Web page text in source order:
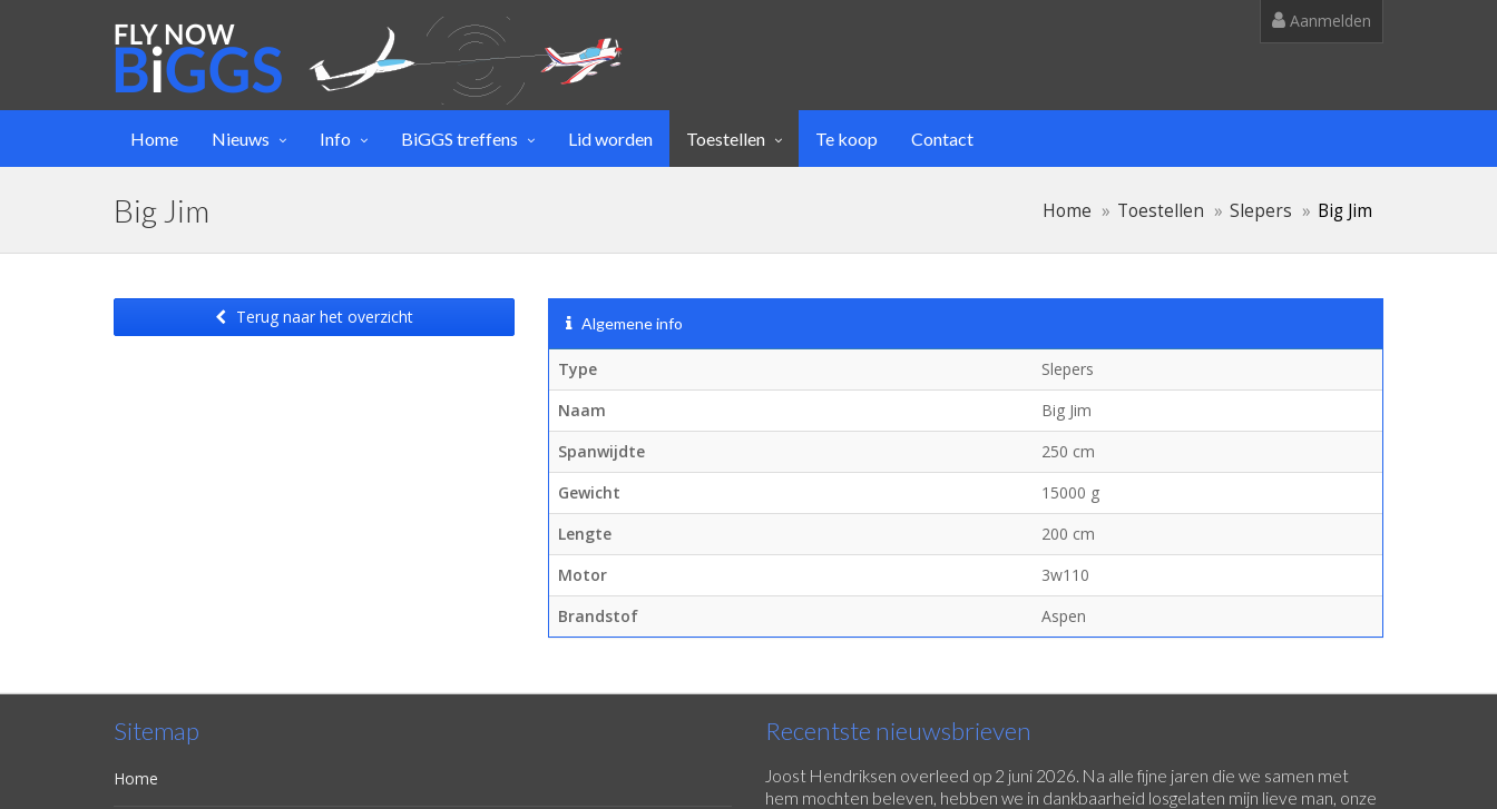
Aanmelden
Home Nieuws Info BiGGS treffens Lid worden Toestellen Te koop Contact
Big Jim Home Toestellen Slepers Big Jim
Terug naar het overzicht Algemene info
Type
Slepers
Naam
Big Jim
Spanwijdte
250 cm
Gewicht
15000 g
Lengte
200 cm
Motor
3w110
Brandstof
Aspen
Sitemap
Home
Recentste nieuwsbrieven
Joost Hendriksen overleed op 2 juni 2026. Na alle fijne jaren die we samen met
hem mochten beleven, hebben we in dankbaarheid losgelaten mijn lieve man, onze